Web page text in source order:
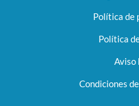
Política de
Política
Aviso
Condiciones